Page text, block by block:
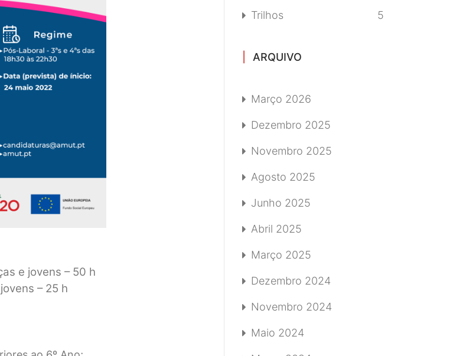
e jovens – 50 h
– 25 h
Trilhos 5
ARQUIVO
Março 2026
Dezembro 2025
Novembro 2025
Agosto 2025
Junho 2025
Abril 2025
Março 2025
Dezembro 2024
Novembro 2024
Maio 2024